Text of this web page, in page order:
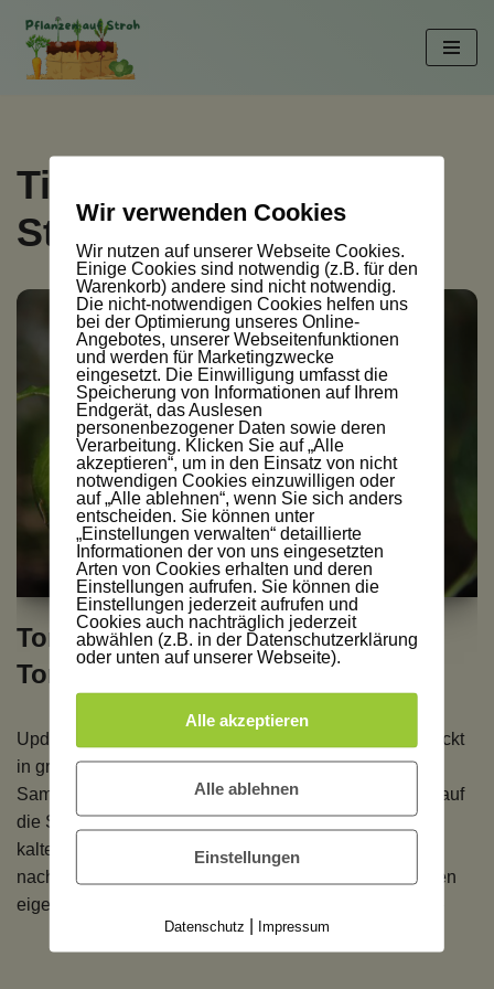
Zum
Tigertomaten auf
Strohballen
Tomatensalat, Tomatensalat,
Tomatensalat
Update Tomaten auf Stroh, der eigene Tomatensalat rückt
in greifbare Nähe. Seit Februar ziehe ich aus kleinen
Samen meine eigenen Tomaten, im März habe ich sie auf
die Strohballen gesetzt und im Gewächshaus über die
kalten Nächte gebracht. Jetzt schaue ich jeden Morgen
nach meinem Tomaten, denn ich möchte endlich meinen
eigenen Tomatensalat machen. Meine…
Wir verwenden Cookies
Wir nutzen auf unserer Webseite Cookies.
Einige Cookies sind notwendig (z.B. für den
Warenkorb) andere sind nicht notwendig.
Die nicht-notwendigen Cookies helfen uns
bei der Optimierung unseres Online-
Angebotes, unserer Webseitenfunktionen
und werden für Marketingzwecke
eingesetzt. Die Einwilligung umfasst die
Speicherung von Informationen auf Ihrem
Endgerät, das Auslesen
personenbezogener Daten sowie deren
Verarbeitung. Klicken Sie auf „Alle
akzeptieren“, um in den Einsatz von nicht
notwendigen Cookies einzuwilligen oder
auf „Alle ablehnen“, wenn Sie sich anders
entscheiden. Sie können unter
„Einstellungen verwalten“ detaillierte
Informationen der von uns eingesetzten
Arten von Cookies erhalten und deren
Einstellungen aufrufen. Sie können die
Einstellungen jederzeit aufrufen und
Cookies auch nachträglich jederzeit
abwählen (z.B. in der Datenschutzerklärung
oder unten auf unserer Webseite).
Alle akzeptieren
Alle ablehnen
Einstellungen
Datenschutz | Impressum